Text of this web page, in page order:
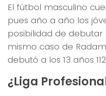
El fútbol masculino
pues año a año los
posibilidad de debutar
mismo caso de
debutó a los 13 años
¿Liga